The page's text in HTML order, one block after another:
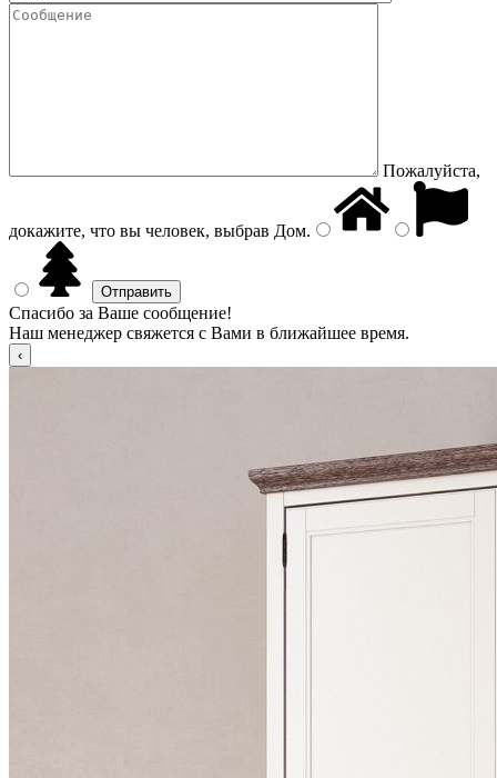
Пожалуйста,
докажите, что вы человек, выбрав Дом.
Спасибо за Ваше сообщение!
Наш менеджер свяжется с Вами в ближайшее время.